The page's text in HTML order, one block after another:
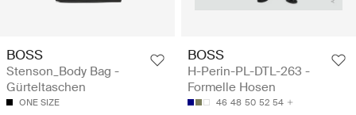
BOSS
Stenson_Body Bag -
Gürteltaschen
ONE SIZE
BOSS
H-Perin-PL-DTL-263 -
Formelle Hosen
46 48 50 52 54